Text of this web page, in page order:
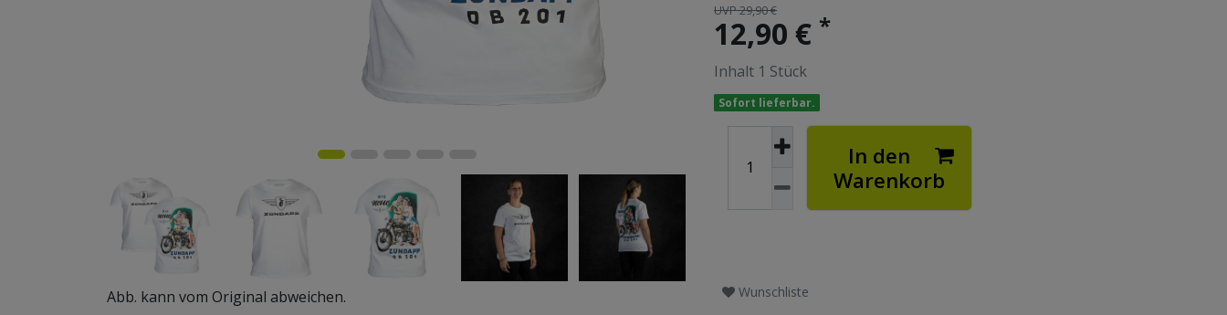
Abb. kann vom Original abweichen.
UVP 29,90 €
12,90 € *
Inhalt 1 Stück
Sofort lieferbar.
In den
Warenkorb
Wunschliste